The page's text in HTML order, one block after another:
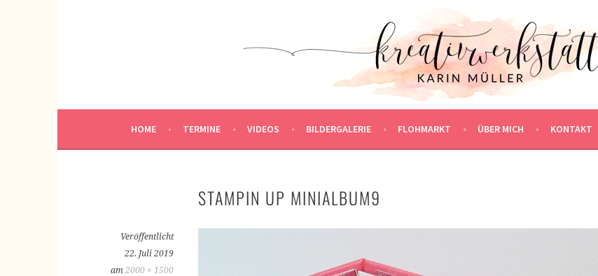
KREATIVWERKSTATT
HOME TERMINE VIDEOS BILDERGALERIE FLOHMARKT ÜBER MICH KONTAKT
STAMPIN UP MINIALBUM9
Veröffentlicht
22. Juli 2019
am 2000 × 1500